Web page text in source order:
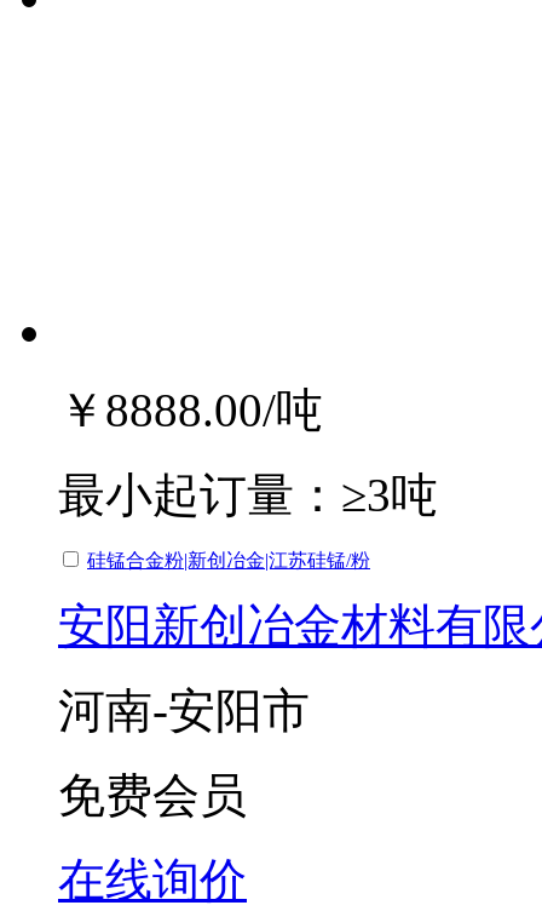
￥8888.00/吨
最小起订量： ≥3吨
硅锰合金粉|新创冶金|江苏硅锰/粉
安阳新创冶金材料有限
河南-安阳市
免费会员
在线询价